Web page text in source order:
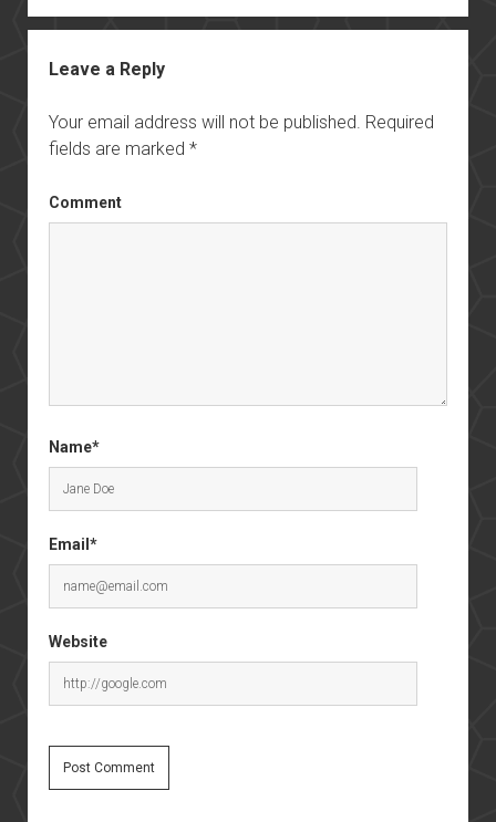
Leave a Reply
Your email address will not be published. Required
fields are marked *
Comment
Name*
Email*
Website